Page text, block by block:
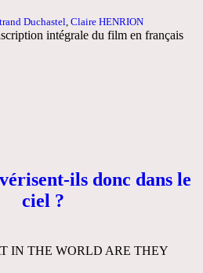
Duchastel Claire HENRION
intégrale du film en français
ils donc dans le
ciel ?
IN THE WORLD ARE THEY